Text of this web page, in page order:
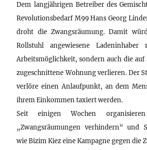
Dem langjährigen Betreiber des
Revolutionsbedarf M99 Hans Georg
droht die Zwangsräumung. Damit
Rollstuhl angewiesene
Arbeitsmöglichkeit, sondern auch die auf
zugeschnittene Wohnung verlieren. Der
verlöre einen Anlaufpunkt, an dem
ihrem Einkommen taxiert werden.
Seit einigen Wochen
„Zwangsräumungen verhindern“ und
wie Bizim Kiez eine Kampagne gegen die